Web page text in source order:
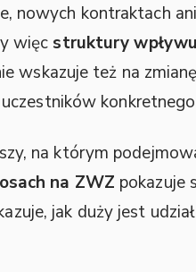
nowych kontraktach
więc struktury
wskazuje też na
uczestników
na którym
na ZWZ pokazuje
jak duży jest